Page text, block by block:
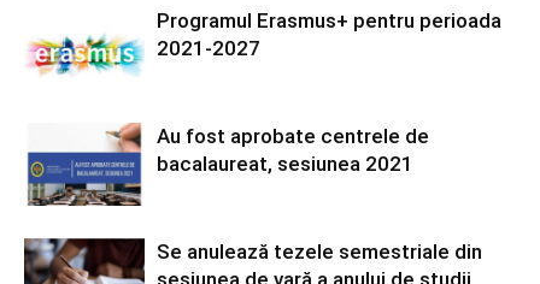
Programul Erasmus+ pentru perioada
2021-2027
Au fost aprobate centrele de
bacalaureat, sesiunea 2021
Se anulează tezele semestriale din